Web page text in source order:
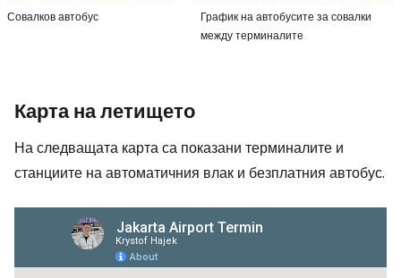
Совалков автобус
График на автобусите за совалки
между терминалите
Карта на летището
На следващата карта са показани терминалите и
станциите на автоматичния влак и безплатния автобус.